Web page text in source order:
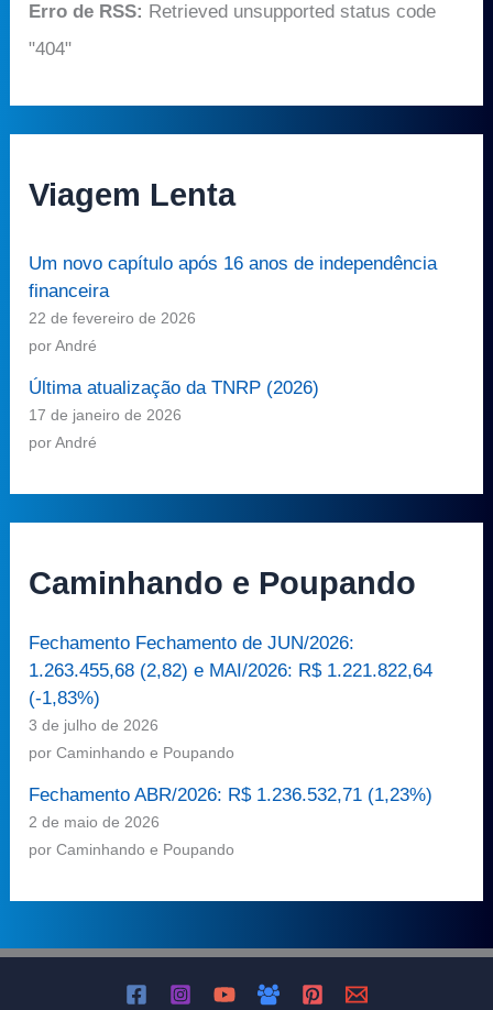
Erro de RSS: Retrieved unsupported status code
"404"
Viagem Lenta
Um novo capítulo após 16 anos de independência
financeira
22 de fevereiro de 2026
por André
Última atualização da TNRP (2026)
17 de janeiro de 2026
por André
Caminhando e Poupando
Fechamento Fechamento de JUN/2026:
1.263.455,68 (2,82) e MAI/2026: R$ 1.221.822,64
(-1,83%)
3 de julho de 2026
por Caminhando e Poupando
Fechamento ABR/2026: R$ 1.236.532,71 (1,23%)
2 de maio de 2026
por Caminhando e Poupando